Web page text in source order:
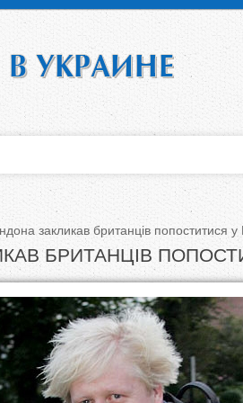
закликав британців попоститися
БРИТАНЦІВ